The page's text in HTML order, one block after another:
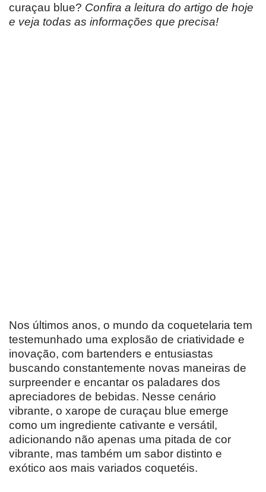
curaçau blue? Confira a leitura do artigo de hoje
e veja todas as informações que precisa!
Nos últimos anos, o mundo da coquetelaria tem
testemunhado uma explosão de criatividade e
inovação, com bartenders e entusiastas
buscando constantemente novas maneiras de
surpreender e encantar os paladares dos
apreciadores de bebidas. Nesse cenário
vibrante, o xarope de curaçau blue emerge
como um ingrediente cativante e versátil,
adicionando não apenas uma pitada de cor
vibrante, mas também um sabor distinto e
exótico aos mais variados coquetéis.